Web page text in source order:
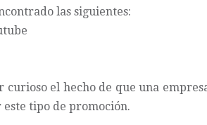
las siguientes:
curioso el hecho de que una
tipo de promoción.